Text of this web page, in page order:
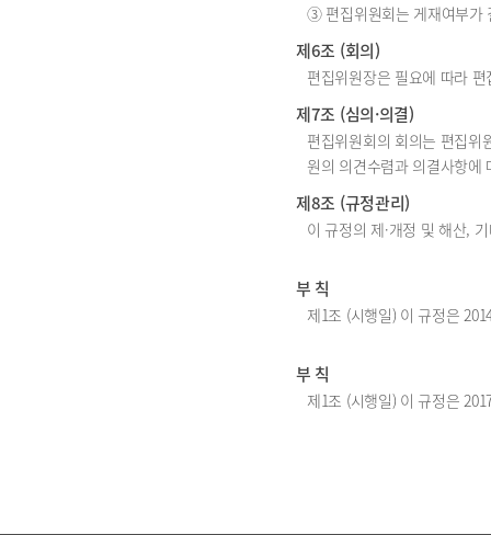
③ 편집위원회는 게재여부가
제6조 (회의)
편집위원장은 필요에 따라
제7조 (심의·의결)
편집위원회의 회의는 편집
원의 의견수렴과 의결사항에
제8조 (규정관리)
이 규정의 제·개정 및 해산,
부 칙
제1조 (시행일) 이 규정은
부 칙
제1조 (시행일) 이 규정은